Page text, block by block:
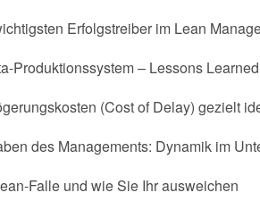
Erfolgstreiber im Lean
Produktionssystem – Lessons
(Cost of Delay) gezielt
des Managements: Dynamik im
Falle und wie Sie Ihr ausweichen